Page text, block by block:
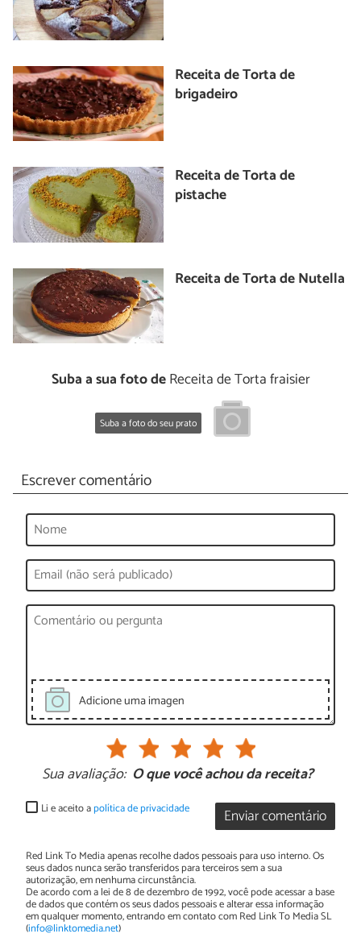
Receita de Torta de
brigadeiro
Receita de Torta de
pistache
Receita de Torta de Nutella
Suba a sua foto deReceita de Torta fraisier
Suba a foto do seu prato
Escrever comentário
Adicione uma imagen
Sua avaliação: O que você achou da receita?
Enviar comentário
Li e aceito apolítica de privacidade
Red Link To Media apenas recolhe dados pessoais para uso interno. Os
seus dados nunca serão transferidos para terceiros sem a sua
autorização, em nenhuma circunstância.
De acordo com a lei de 8 de dezembro de 1992, você pode acessar a base
de dados que contém os seus dados pessoais e alterar essa informação
em qualquer momento, entrando em contato com Red Link To Media SL
(info@linktomedia.net)